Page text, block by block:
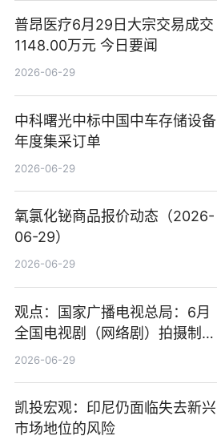
普昂医疗6月29日大宗交易成交
1148.00万元 今日要闻
2026-06-29
中科曙光中标中国中车存储设备
年度集采订单
2026-06-29
氧氯化铋商品报价动态（2026-
06-29）
2026-06-29
观点：国家广播电视总局：6月
全国电视剧（网络剧）拍摄制作
备案公示剧目197部
2026-06-29
凯投宏观：印尼仍面临失去新兴
市场地位的风险